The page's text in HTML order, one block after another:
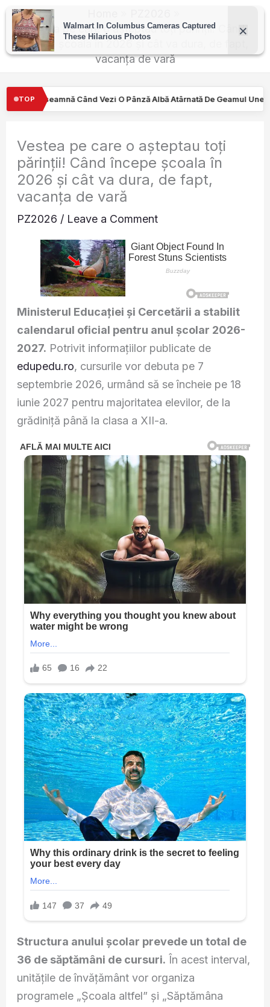
Skip
content
Vestea pe care o așteptau toți părinții! Când
începe școala în 2026 și cât va dura, de fapt,
vacanța de vară
TOPAlbă Atârnată De Geamul Unei Mașini. Semnalul…
Vestea pe care o așteptau toți
părinții! Când începe școala în
2026 și cât va dura, de fapt,
vacanța de vară
PZ2026 / Leave a Comment
Ministerul Educației și Cercetării a stabilit
calendarul oficial pentru anul școlar 2026-
2027. Potrivit informațiilor publicate de
edupedu.ro, cursurile vor debuta pe 7
septembrie 2026, urmând să se încheie pe 18
iunie 2027 pentru majoritatea elevilor, de la
grădiniță până la clasa a XII-a.
Structura anului școlar prevede un total de
36 de săptămâni de cursuri. În acest interval,
unitățile de învățământ vor organiza
programele „Școala altfel” și „Săptămâna